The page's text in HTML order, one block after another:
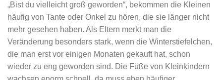
„Bist du vielleicht groß geworden“, bekommen die Kleinen
häufig von Tante oder Onkel zu hören, die sie länger nicht
mehr gesehen haben. Als Eltern merkt man die
Veränderung besonders stark, wenn die Winterstiefelchen,
die man erst vor einigen Monaten gekauft hat, schon
wieder zu eng geworden sind. Die Füße von Kleinkindern